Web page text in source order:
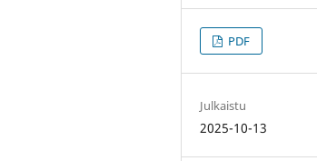
PDF
Julkaistu
2025-10-13